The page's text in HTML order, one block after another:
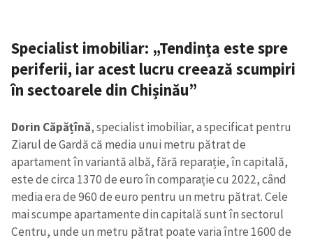
Specialist imobiliar: „Tendința este spre
periferii, iar acest lucru creează scumpiri
în sectoarele din Chișinău”
Dorin Căpățînă, specialist imobiliar, a specificat pentru
Ziarul de Gardă că media unui metru pătrat de
apartament în variantă albă, fără reparație, în capitală,
este de circa 1370 de euro în comparație cu 2022, când
media era de 960 de euro pentru un metru pătrat. Cele
mai scumpe apartamente din capitală sunt în sectorul
Centru, unde un metru pătrat poate varia între 1600 de